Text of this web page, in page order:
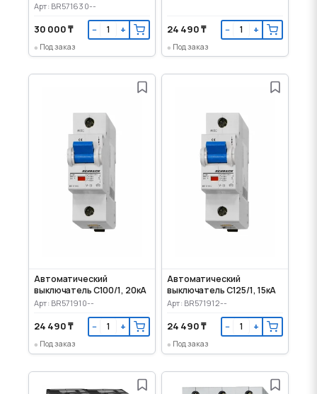
Арт: BR571630--
30 000 ₸ − +
Под заказ
24 490 ₸ − +
Под заказ
Автоматический
выключатель C100/1, 20кА
Арт: BR571910--
24 490 ₸ − +
Под заказ
Автоматический
выключатель C125/1, 15кА
Арт: BR571912--
24 490 ₸ − +
Под заказ